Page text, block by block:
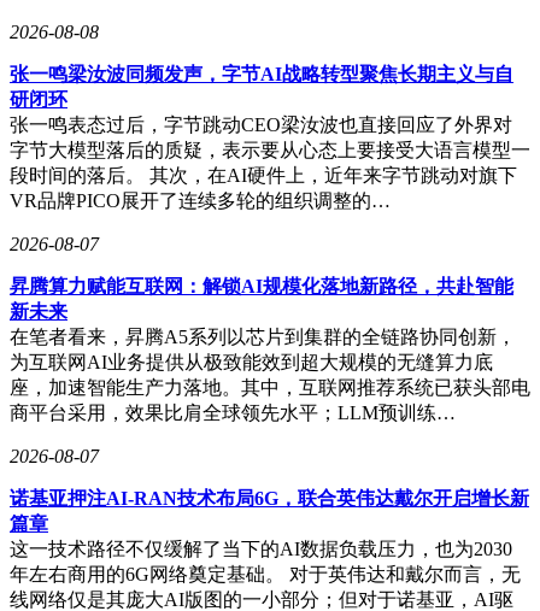
2026-08-08
张一鸣梁汝波同频发声，字节AI战略转型聚焦长期主义与自
研闭环
张一鸣表态过后，字节跳动CEO梁汝波也直接回应了外界对
字节大模型落后的质疑，表示要从心态上要接受大语言模型一
段时间的落后。 其次，在AI硬件上，近年来字节跳动对旗下
VR品牌PICO展开了连续多轮的组织调整的…
2026-08-07
昇腾算力赋能互联网：解锁AI规模化落地新路径，共赴智能
新未来
在笔者看来，昇腾A5系列以芯片到集群的全链路协同创新，
为互联网AI业务提供从极致能效到超大规模的无缝算力底
座，加速智能生产力落地。其中，互联网推荐系统已获头部电
商平台采用，效果比肩全球领先水平；LLM预训练…
2026-08-07
诺基亚押注AI-RAN技术布局6G，联合英伟达戴尔开启增长新
篇章
这一技术路径不仅缓解了当下的AI数据负载压力，也为2030
年左右商用的6G网络奠定基础。 对于英伟达和戴尔而言，无
线网络仅是其庞大AI版图的一小部分；但对于诺基亚，AI驱